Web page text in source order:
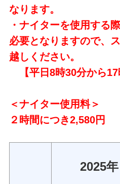
なります。
・ナイターを使用する
必要となりますので、
越しください。
【平日8時30分から17
＜ナイター使用料＞
２時間につき2,580円
2025年